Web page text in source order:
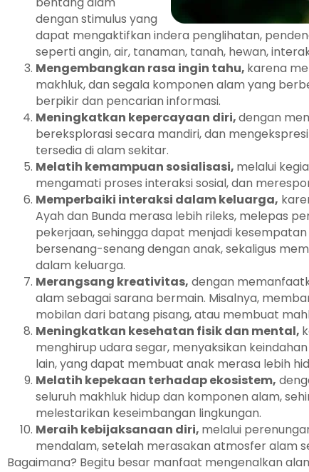
dengan stimulus yang
dapat mengaktifkan indera penglihatan,
seperti angin, air, tanaman, tanah, hewan,
Mengembangkan rasa ingin tahu, karena
makhluk, dan segala komponen alam yang
berpikir dan pencarian informasi.
Meningkatkan kepercayaan diri,dengan
bereksplorasi secara mandiri, dan
tersedia di alam sekitar.
Melatih kemampuan sosialisasi, melalui
mengamati proses interaksi sosial, dan
Memperbaiki interaksi dalam keluarga,
Ayah dan Bunda merasa lebih rileks, melepas
pekerjaan, sehingga dapat menjadi
bersenang-senang dengan anak, sekaligus
dalam keluarga.
Merangsang kreativitas, dengan
alam sebagai sarana bermain. Misalnya,
mobilan dari batang pisang, atau membuat
Meningkatkan kesehatan fisik dan mental,
menghirup udara segar, menyaksikan
lain, yang dapat membuat anak merasa lebih
Melatih kepekaan terhadap ekosistem,
seluruh makhluk hidup dan komponen alam,
melestarikan keseimbangan lingkungan.
Meraih kebijaksanaan diri, melalui
mendalam, setelah merasakan atmosfer alam
Bagaimana? Begitu besar manfaat mengenalkan